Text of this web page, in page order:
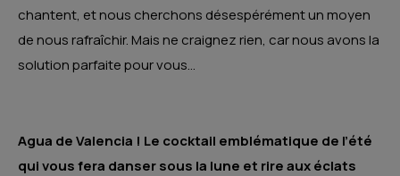
chantent, et nous cherchons désespérément un moyen
de nous rafraîchir. Mais ne craignez rien, car nous avons la
solution parfaite pour vous…
Agua de Valencia ! Le cocktail emblématique de l’été
qui vous fera danser sous la lune et rire aux éclats